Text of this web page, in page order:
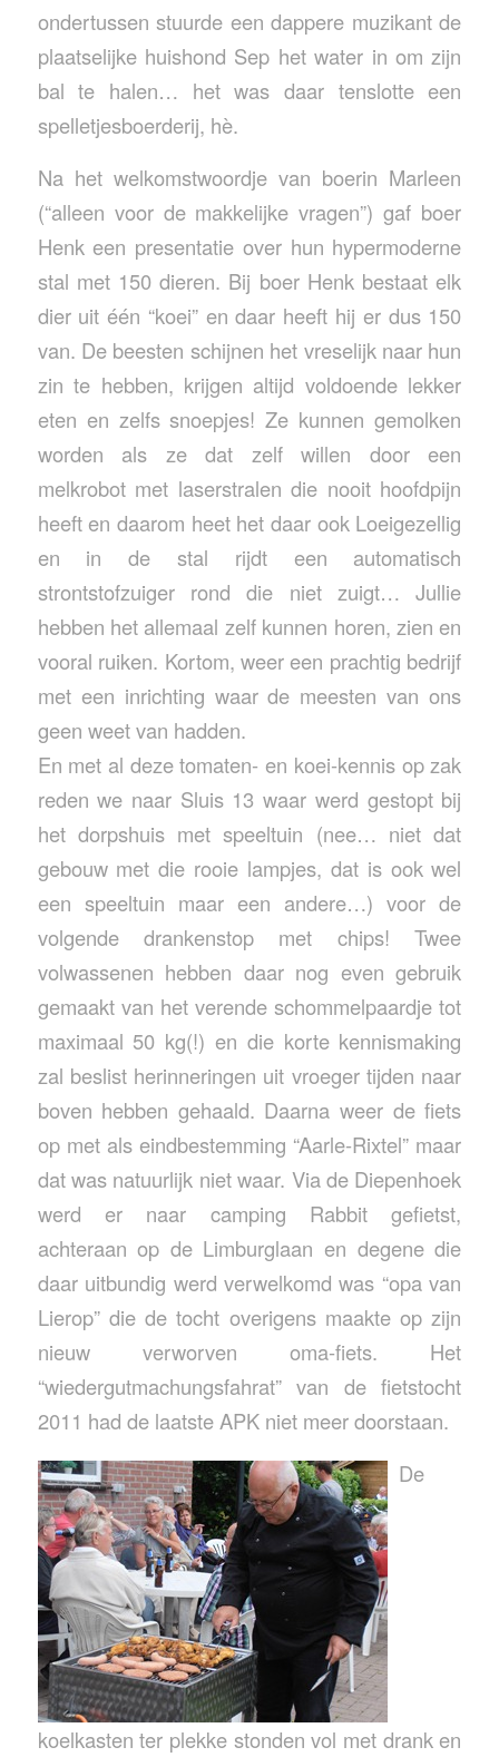
ondertussen stuurde een dappere muzikant de
plaatselijke huishond Sep het water in om zijn
bal te halen… het was daar tenslotte een
spelletjesboerderij, hè.
Na het welkomstwoordje van boerin Marleen
(“alleen voor de makkelijke vragen”) gaf boer
Henk een presentatie over hun hypermoderne
stal met 150 dieren. Bij boer Henk bestaat elk
dier uit één “koei” en daar heeft hij er dus 150
van. De beesten schijnen het vreselijk naar hun
zin te hebben, krijgen altijd voldoende lekker
eten en zelfs snoepjes! Ze kunnen gemolken
worden als ze dat zelf willen door een
melkrobot met laserstralen die nooit hoofdpijn
heeft en daarom heet het daar ook Loeigezellig
en in de stal rijdt een automatisch
strontstofzuiger rond die niet zuigt… Jullie
hebben het allemaal zelf kunnen horen, zien en
vooral ruiken. Kortom, weer een prachtig bedrijf
met een inrichting waar de meesten van ons
geen weet van hadden.
En met al deze tomaten- en koei-kennis op zak
reden we naar Sluis 13 waar werd gestopt bij
het dorpshuis met speeltuin (nee… niet dat
gebouw met die rooie lampjes, dat is ook wel
een speeltuin maar een andere…) voor de
volgende drankenstop met chips! Twee
volwassenen hebben daar nog even gebruik
gemaakt van het verende schommelpaardje tot
maximaal 50 kg(!) en die korte kennismaking
zal beslist herinneringen uit vroeger tijden naar
boven hebben gehaald. Daarna weer de fiets
op met als eindbestemming “Aarle-Rixtel” maar
dat was natuurlijk niet waar. Via de Diepenhoek
werd er naar camping Rabbit gefietst,
achteraan op de Limburglaan en degene die
daar uitbundig werd verwelkomd was “opa van
Lierop” die de tocht overigens maakte op zijn
nieuw verworven oma-fiets. Het
“wiedergutmachungsfahrat” van de fietstocht
2011 had de laatste APK niet meer doorstaan.
De
koelkasten ter plekke stonden vol met drank en